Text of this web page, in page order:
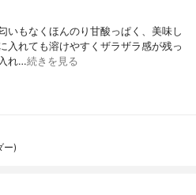
いもなくほんのり甘酸っぱく、美味し
入れても溶けやすくザラザラ感が残っ
れ…続きを見る
ー)